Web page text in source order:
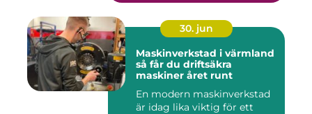
30. jun
Maskinverkstad i värmland
så får du driftsäkra
maskiner året runt
En modern maskinverkstad
är idag lika viktig för ett